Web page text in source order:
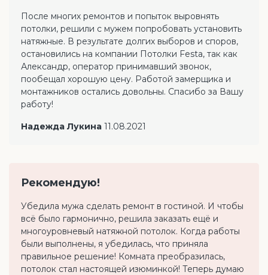
После многих ремонтов и попыток выровнять
потолки, решили с мужем попробовать установить
натяжные. В результате долгих выборов и споров,
остановились на компании Потолки Festa, так как
Александр, оператор принимавший звонок,
пообещал хорошую цену. Работой замерщика и
монтажников остались довольны. Спасибо за Вашу
работу!
Надежда Лукина 11.08.2021
Рекомендую!
Убедила мужа сделать ремонт в гостиной. И чтобы
всё было гармонично, решила заказать ещё и
многоуровневый натяжной потолок. Когда работы
были выполнены, я убедилась, что приняла
правильное решение! Комната преобразилась,
потолок стал настоящей изюминкой! Теперь думаю